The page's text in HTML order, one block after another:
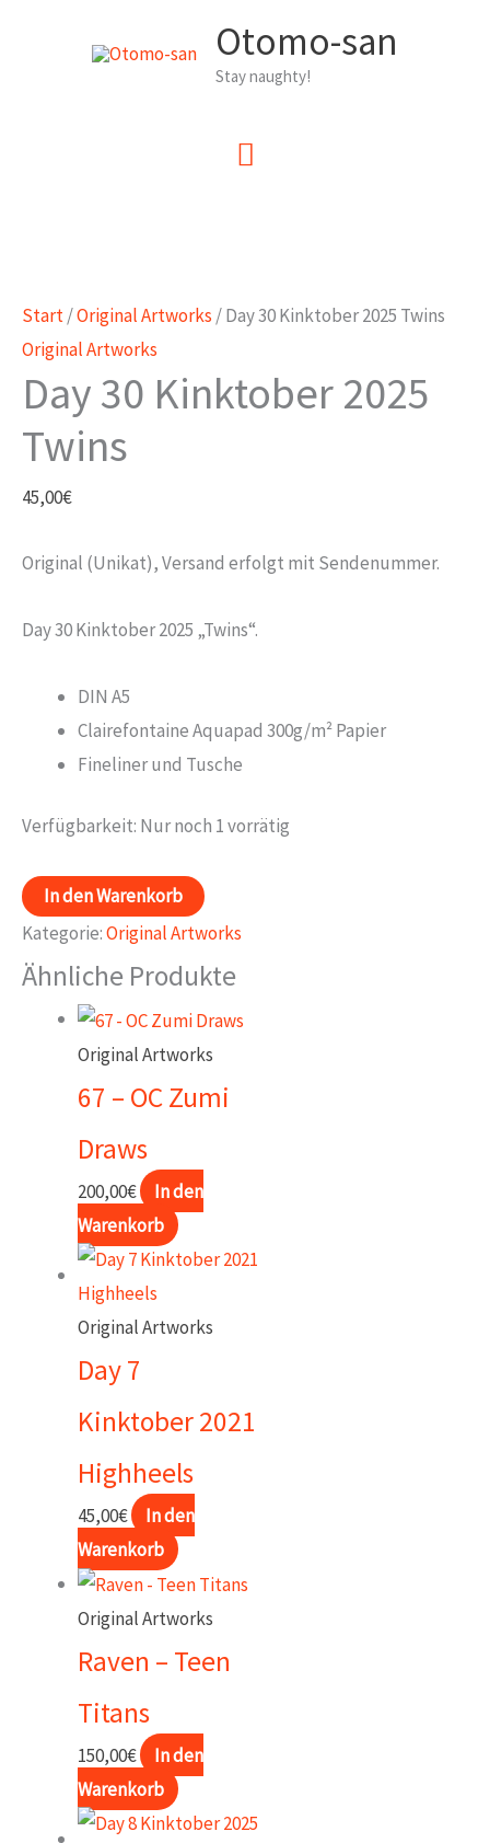
Otomo-san
Stay naughty!
Hauptmenü
Start/Original Artworks / Day 30 Kinktober 2025 Twins
Original Artworks
Day 30 Kinktober 2025
Twins
45,00€
Original (Unikat), Versand erfolgt mit Sendenummer.
Day 30 Kinktober 2025 „Twins“.
DIN A5
Clairefontaine Aquapad 300g/m² Papier
Fineliner und Tusche
Verfügbarkeit: Nur noch 1 vorrätig
Day
30
Kinktober
2025
Twins
In den Warenkorb
Kategorie:Original Artworks
Ähnliche Produkte
Original Artworks
67 – OC Zumi
Draws
200,00€
In den
Warenkorb
Original Artworks
Day 7
Kinktober 2021
Highheels
45,00€
In den
Warenkorb
Original Artworks
Raven – Teen
Titans
150,00€
In den
Warenkorb